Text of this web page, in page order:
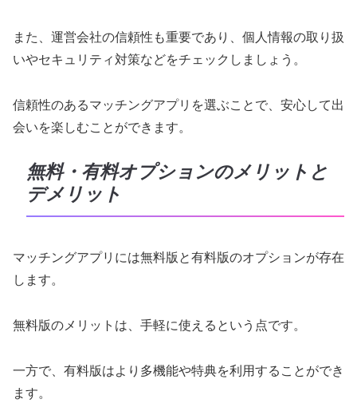
また、運営会社の信頼性も重要であり、個人情報の取り扱
いやセキュリティ対策などをチェックしましょう。
信頼性のあるマッチングアプリを選ぶことで、安心して出
会いを楽しむことができます。
無料・有料オプションのメリットと
デメリット
マッチングアプリには無料版と有料版のオプションが存在
します。
無料版のメリットは、手軽に使えるという点です。
一方で、有料版はより多機能や特典を利用することができ
ます。